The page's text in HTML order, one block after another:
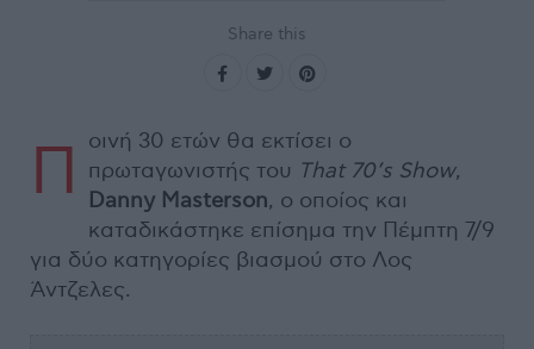
Share this
Π
οινή 30 ετών θα εκτίσει ο
πρωταγωνιστής του That 70’s ​​Show,
Danny Masterson, ο οποίος και
καταδικάστηκε επίσημα την Πέμπτη 7/9
για δύο κατηγορίες βιασμού στο Λος
Άντζελες.